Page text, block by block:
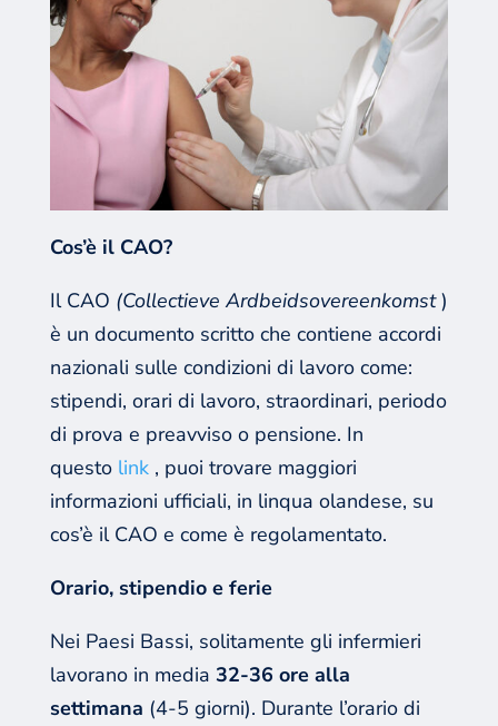
Cos’è il CAO?
Il CAO (Collectieve Ardbeidsovereenkomst)
è un documento scritto che contiene accordi
nazionali sulle condizioni di lavoro come:
stipendi, orari di lavoro, straordinari, periodo
di prova e preavviso o pensione. In
questo link, puoi trovare maggiori
informazioni ufficiali, in linqua olandese, su
cos’è il CAO e come è regolamentato.
Orario, stipendio e ferie
Nei Paesi Bassi, solitamente gli infermieri
lavorano in media 32-36 ore alla
settimana (4-5 giorni). Durante l’orario di